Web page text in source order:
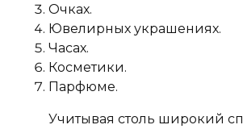
Очках.
Ювелирных украшениях.
Часах.
Косметики.
Парфюме.
Учитывая столь широкий